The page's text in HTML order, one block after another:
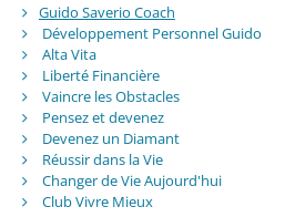
Guido Saverio Coach
Développement Personnel Guido
Alta Vita
Liberté Financière
Vaincre les Obstacles
Pensez et devenez
Devenez un Diamant
Réussir dans la Vie
Changer de Vie Aujourd'hui
Club Vivre Mieux